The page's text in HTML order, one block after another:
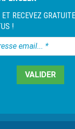
RECEVEZ
!